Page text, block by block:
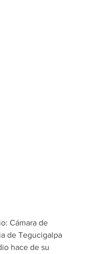
Cámara de
de Tegucigalpa
hace de su